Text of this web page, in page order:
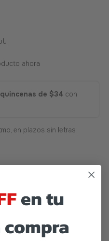
ahora
de $34 con
en tu